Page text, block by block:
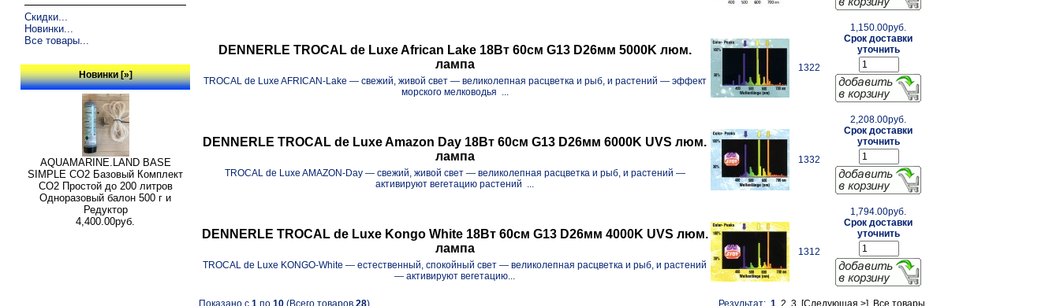
Скидки...
Новинки...
Все товары...
Новинки [»]
AQUAMARINE.LAND BASE
SIMPLE СО2 Базовый Комплект
СО2 Простой до 200 литров
Одноразовый балон 500 г и
Редуктор
4,400.00руб.
DENNERLE TROCAL de Luxe African Lake 18Вт 60см G13 D26мм 5000K люм.
лампа
TROCAL de Luxe AFRICAN-Lake — свежий, живой свет — великолепная расцветка и рыб, и растений — эффект
морского мелководья ...
1322
1,150.00руб.
Срок доставки
уточнить
DENNERLE TROCAL de Luxe Amazon Day 18Вт 60см G13 D26мм 6000K UVS люм.
лампа
TROCAL de Luxe AMAZON-Day — свежий, живой свет — великолепная расцветка и рыб, и растений —
активируют вегетацию растений ...
1332
2,208.00руб.
Срок доставки
уточнить
DENNERLE TROCAL de Luxe Kongo White 18Вт 60см G13 D26мм 4000K UVS люм.
лампа
TROCAL de Luxe KONGO-White — естественный, спокойный свет — великолепная расцветка и рыб, и растений
— активируют вегетацию...
1312
1,794.00руб.
Срок доставки
уточнить